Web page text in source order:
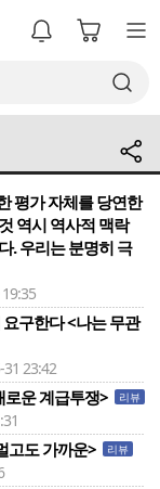
평가 자체를 당연한
역시 역사적 맥락
. 우리는 분명히 극
구한다 <나는 무관
23:42
운 계급투쟁> 리뷰
고도 가까운> 리뷰